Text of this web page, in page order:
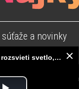
Upútavka: Keď sa rozsvieti svetlo, sú za tým tisíce správnych rozhodnutí. Ako vzniká infraštruktúra, ktorú nevnímame?
a novinky
používania
a